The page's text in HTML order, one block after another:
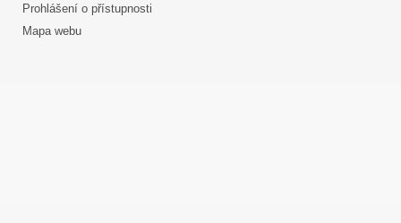
Prohlášení o přístupnosti
Mapa webu